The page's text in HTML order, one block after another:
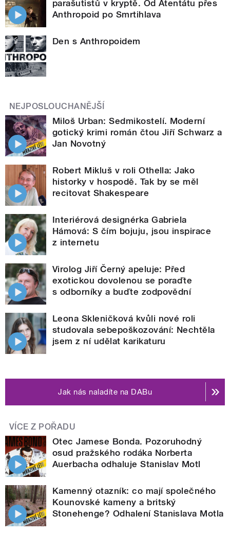
parašutistů v kryptě. Od Atentátu přes
Anthropoid po Smrtihlava
Den s Anthropoidem
NEJPOSLOUCHANĚJŠÍ
Miloš Urban: Sedmikostelí. Moderní
gotický krimi román čtou Jiří Schwarz a
Jan Novotný
Robert Mikluš v roli Othella: Jako
historky v hospodě. Tak by se měl
recitovat Shakespeare
Interiérová designérka Gabriela
Hámová: S čím bojuju, jsou inspirace
z internetu
Virolog Jiří Černý apeluje: Před
exotickou dovolenou se poraďte
s odborníky a buďte zodpovědní
Leona Skleničková kvůli nové roli
studovala sebepoškozování: Nechtěla
jsem z ní udělat karikaturu
Jak nás naladíte na DABu
VÍCE Z POŘADU
Otec Jamese Bonda. Pozoruhodný
osud pražského rodáka Norberta
Auerbacha odhaluje Stanislav Motl
Kamenný otazník: co mají společného
Kounovské kameny a britský
Stonehenge? Odhalení Stanislava Motla